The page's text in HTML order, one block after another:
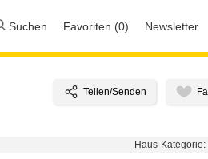
Suchen Favoriten (0) Newsletter
Haus-Kategorie: